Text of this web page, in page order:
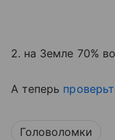
2. на Земле 70%
А теперь
Головоломки